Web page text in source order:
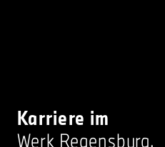
Karriere im
Werk Regensburg.